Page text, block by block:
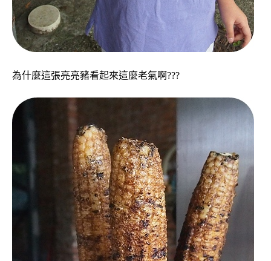
為什麼這張亮亮豬看起來這麼老氣啊???